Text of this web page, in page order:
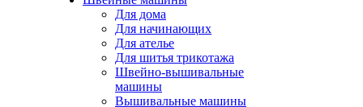
Для дома
Для начинающих
Для ателье
Для шитья трикотажа
Швейно-вышивальные
машины
Вышивальные машины